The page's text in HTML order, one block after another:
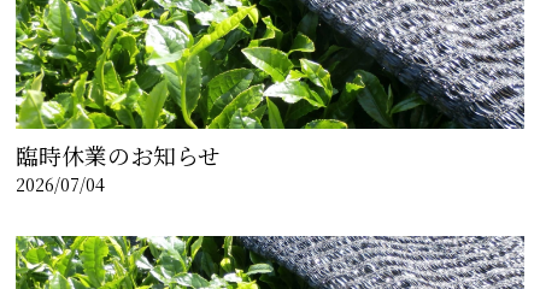
臨時休業のお知らせ
2026/07/04